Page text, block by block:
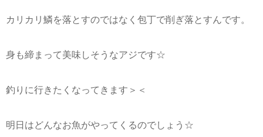
カリカリ鱗を落とすのではなく包丁で削ぎ落とすんです。
身も締まって美味しそうなアジです☆
釣りに行きたくなってきます＞＜
明日はどんなお魚がやってくるのでしょう☆